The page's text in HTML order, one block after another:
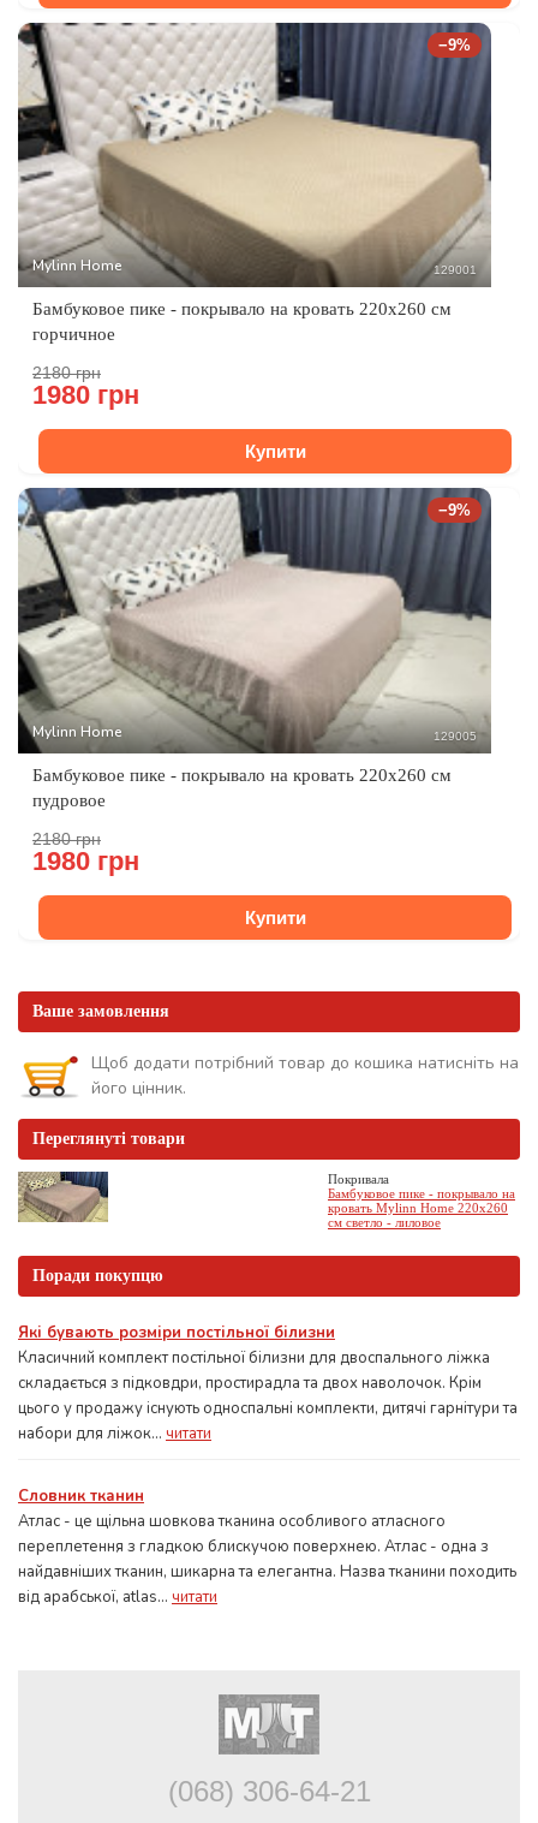
−9%
Mylinn Home 129001
Бамбуковое пике - покрывало на кровать 220x260 см
горчичное
2180 грн
1980 грн
Купити
−9%
Mylinn Home 129005
Бамбуковое пике - покрывало на кровать 220x260 см
пудровое
2180 грн
1980 грн
Купити
Ваше замовлення
Щоб додати потрібний товар до кошика натисніть на
його цінник.
Переглянуті товари
Покривала
Бамбуковое пике - покрывало на
кровать Mylinn Home 220x260
см светло - лиловое
Поради покупцю
Які бувають розміри постільної білизни
Класичний комплект постільної білизни для двоспального ліжка
складається з підковдри, простирадла та двох наволочок. Крім
цього у продажу існують односпальні комплекти, дитячі гарнітури та
набори для ліжок... читати
Словник тканин
Атлас - це щільна шовкова тканина особливого атласного
переплетення з гладкою блискучою поверхнею. Атлас - одна з
найдавніших тканин, шикарна та елегантна. Назва тканини походить
від арабської, atlas... читати
(068) 306-64-21